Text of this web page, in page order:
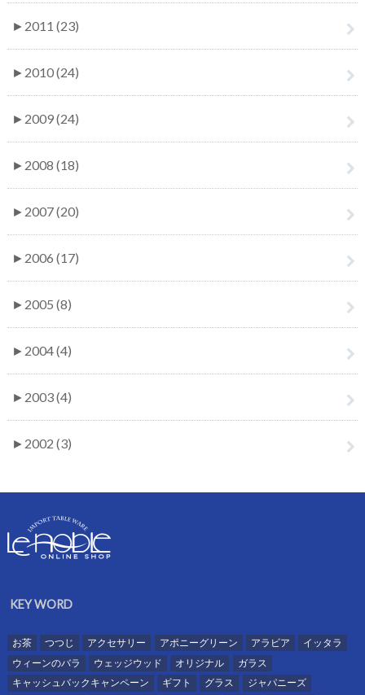
► 2011 (23)
► 2010 (24)
► 2009 (24)
► 2008 (18)
► 2007 (20)
► 2006 (17)
► 2005 (8)
► 2004 (4)
► 2003 (4)
► 2002 (3)
KEY WORD
お茶 つつじ アクセサリー アポニーグリーン アラビア
イッタラ
ウィーンのバラ
ウェッジウッド オリジナル
ガラス
キャッシュバックキャンペーン
ギフト グラス
ジャパニーズ